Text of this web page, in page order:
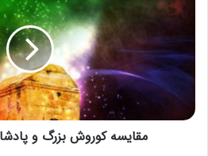
مقایسه کوروش بزرگ و